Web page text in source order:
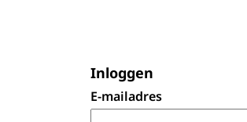
Inloggen
E-mailadres